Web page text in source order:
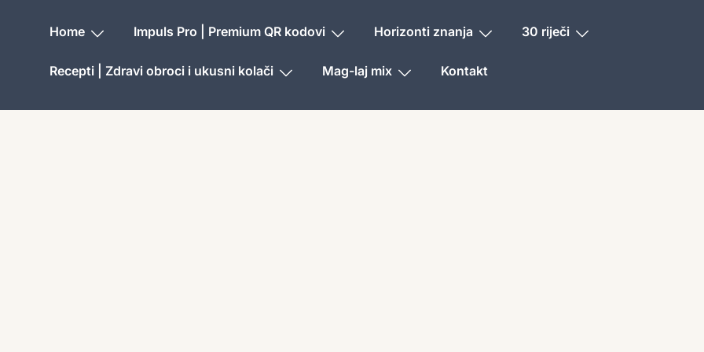
Home Impuls Pro | Premium QR kodovi Horizonti znanja 30 riječi
Recepti | Zdravi obroci i ukusni kolači Mag-laj mix Kontakt